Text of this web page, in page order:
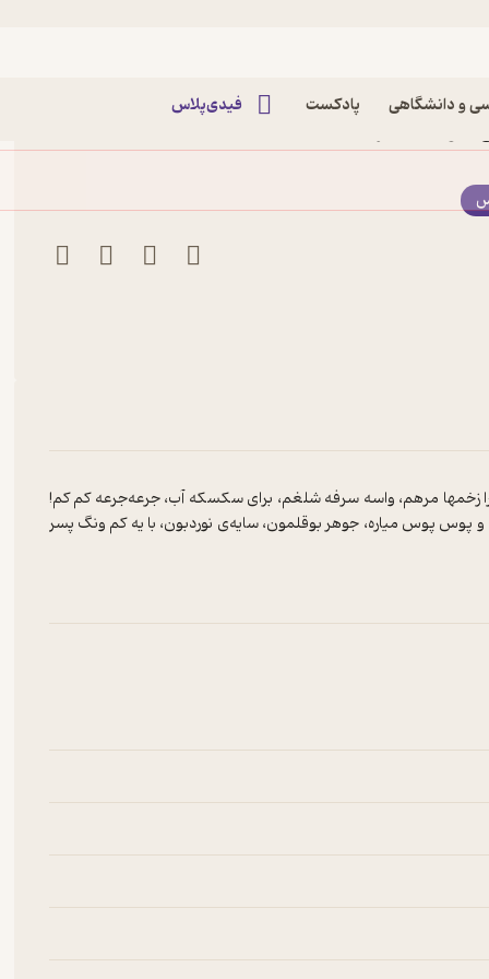
و دانشگاهی پادکست فیدی‌پلاس
زخمها مرهم، واسه سرفه شلغم، برای سکسکه آب، جرعه‌جرعه کم کم!
پوس پوس میاره، جوهر بوقلمون، سایه‌ی نوردبون، با یه کم ونگ پسر